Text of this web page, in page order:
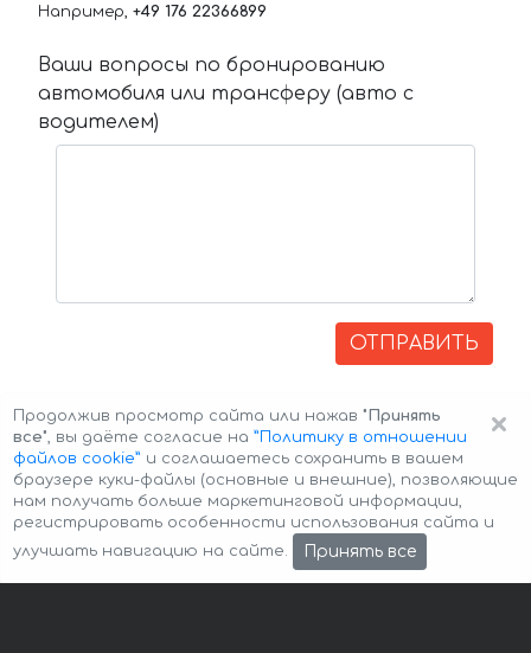
Например, +49 176 22366899
Ваши вопросы по бронированию
автомобиля или трансферу (авто с
водителем)
ОТПРАВИТЬ
Авторские права © 2026 Авто-Аренда Cookie Policy
×
Продолжив просмотр сайта или нажав "Принять
все", вы даёте согласие на ”Политику в отношении
файлов cookie” и соглашаетесь сохранить в вашем
браузере куки-файлы (основные и внешние), позволяющие
нам получать больше маркетинговой информации,
регистрировать особенности использования сайта и
улучшать навигацию на сайте.
Принять все